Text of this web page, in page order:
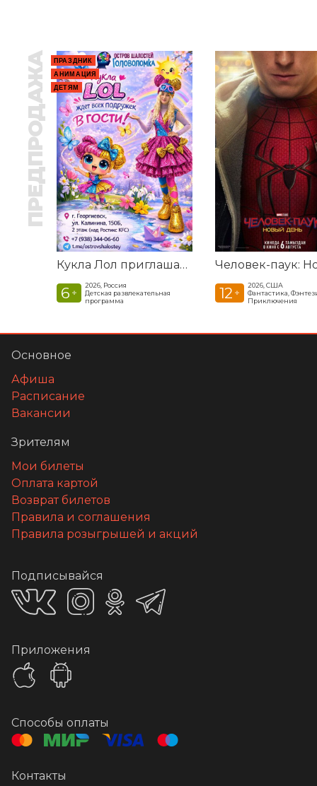
ПРЕДПРОДАЖА
ПРАЗДНИК
АНИМАЦИЯ
ДЕТЯМ
Кукла Лол приглашает в гости
6 +
2026, Россия
Детская развлекательная
программа
12 +
2026, США
Фантастика,
Приключения
Основное
Афиша
Расписание
Вакансии
Зрителям
Мои билеты
Оплата картой
Возврат билетов
Правила и соглашения
Правила розыгрышей и акций
Подписывайся
Приложения
Способы оплаты
Контакты